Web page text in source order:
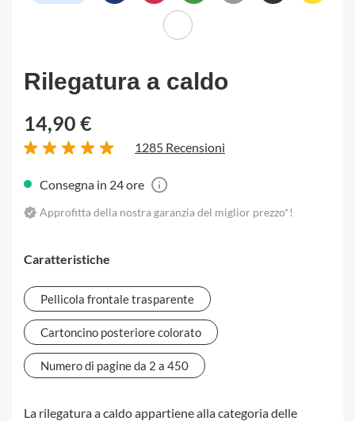
Rilegatura a caldo
14,90 €
1285 Recensioni
Consegna in 24 ore
Approfitta della nostra garanzia del miglior prezzo*!
Caratteristiche
Pellicola frontale trasparente
Cartoncino posteriore colorato
Numero di pagine da 2 a 450
La rilegatura a caldo appartiene alla categoria delle